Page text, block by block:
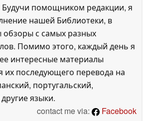
Будучи помощником редакции, я
нашей Библиотеки, в
обзоры с самых разных
Помимо этого, каждый день я
интересные материалы
их последующего перевода на
португальский,
языки.
contact me via:
Facebook